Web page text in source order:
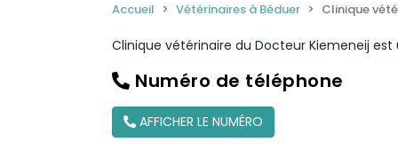
Accueil Vétérinaires à Béduer Clinique
Clinique vétérinaire du Docteur Kiemeneij
Numéro de téléphone
AFFICHER LE NUMÉRO